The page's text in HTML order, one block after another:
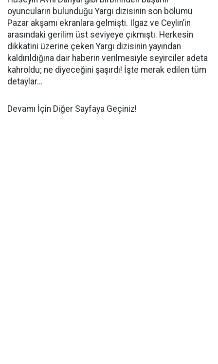
oyuncuların bulunduğu Yargı dizisinin son bölümü
Pazar akşamı ekranlara gelmişti. Ilgaz ve Ceylin’in
arasındaki gerilim üst seviyeye çıkmıştı. Herkesin
dikkatini üzerine çeken Yargı dizisinin yayından
kaldırıldığına dair haberin verilmesiyle seyirciler adeta
kahroldu; ne diyeceğini şaşırdı! İşte merak edilen tüm
detaylar…
Devamı İçin Diğer Sayfaya Geçiniz!